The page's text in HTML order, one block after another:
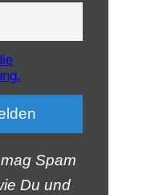
Spam
Du und